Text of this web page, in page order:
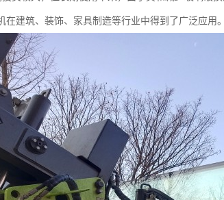
在建筑、装饰、家具制造等行业中得到了广泛应用。